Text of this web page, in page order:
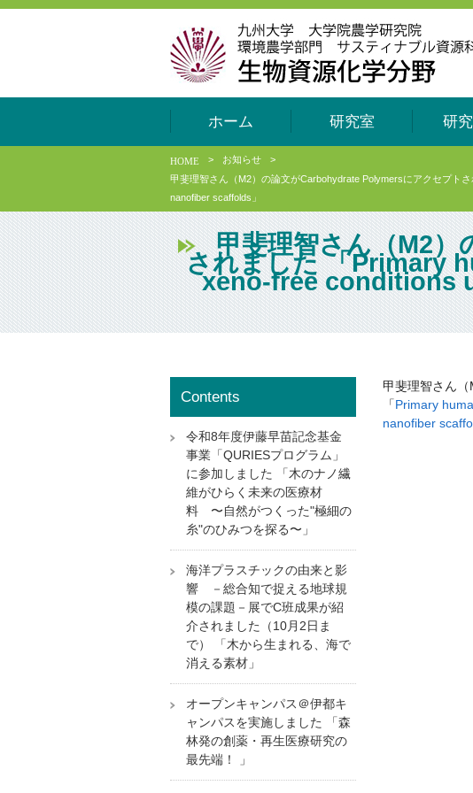
ホーム 研究室 研
HOME > お知らせ
>
甲斐理智さん（M2）の論文がCarbohydrate Polymersにアクセプト
nanofiber scaffolds」
甲斐理智さん（M2）
されました 「Primary
xeno-free conditions
甲斐理智さん
「Primary
nanofiber
Contents
令和8年度伊藤早苗記念基金
事業「QURIESプログラム」
に参加しました 「木のナノ繊
維がひらく未来の医療材
料 〜自然がつくった"極細の
糸"のひみつを探る〜」
海洋プラスチックの由来と影
響 －総合知で捉える地球規
模の課題－展でC班成果が紹
介されました（10月2日ま
で） 「木から生まれる、海で
消える素材」
オープンキャンパス＠伊都キ
ャンパスを実施しました 「森
林発の創薬・再生医療研究の
最先端！ 」